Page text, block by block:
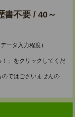
書不要 / 40～
ータ入力程度）
」をクリックしてくだ
ではございませんの